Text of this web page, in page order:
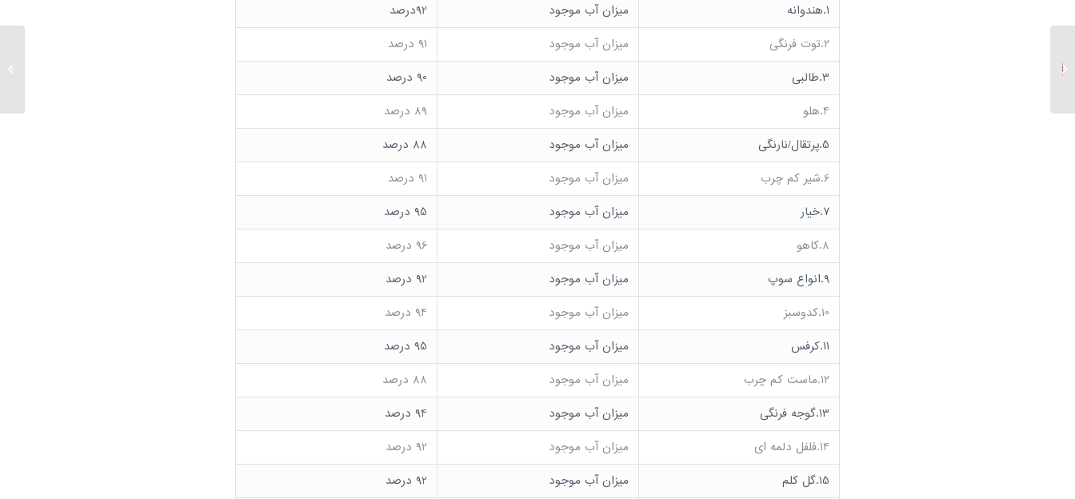
1.هندوانه میزان آب موجود
92درصد
2.توت فرنگی
میزان آب موجود
91 درصد
3.طالبی
میزان آب موجود
90 درصد
4.هلو
میزان آب موجود
89 درصد
5.پرتقال/نارنگی
میزان آب موجود
88 درصد
6.شیر کم چرب
میزان آب موجود
91 درصد
7.خیار
میزان آب موجود
95 درصد
8.کاهو
میزان آب موجود
96 درصد
9.انواع سوپ
میزان آب موجود
92 درصد
10.کدوسبز
میزان آب موجود
94 درصد
11.کرفس
میزان آب موجود
95 درصد
12.ماست کم چرب
میزان آب موجود
88 درصد
13.گوجه فرنگی
میزان آب موجود
94 درصد
14.فلفل دلمه ای
میزان آب موجود
92 درصد
15.گل کلم
میزان آب موجود
92 درصد